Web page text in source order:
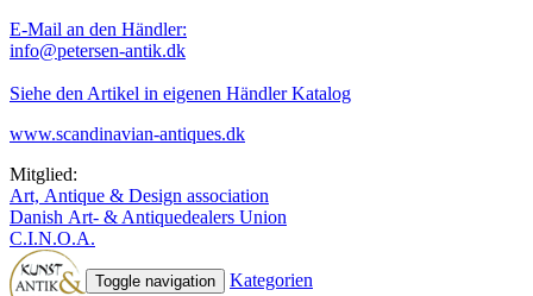
E-Mail an den Händler:
info@petersen-antik.dk
Siehe den Artikel in eigenen Händler Katalog
www.scandinavian-antiques.dk
Mitglied:
Art, Antique & Design association
Danish Art- & Antiquedealers Union
C.I.N.O.A.
Toggle navigation Kategorien